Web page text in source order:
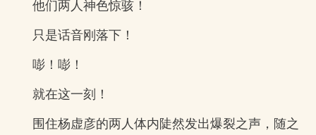
他们两人神色惊骇！
只是话音刚落下！
嘭！嘭！
就在这一刻！
围住杨虚彦的两人体内陡然发出爆裂之声，随之